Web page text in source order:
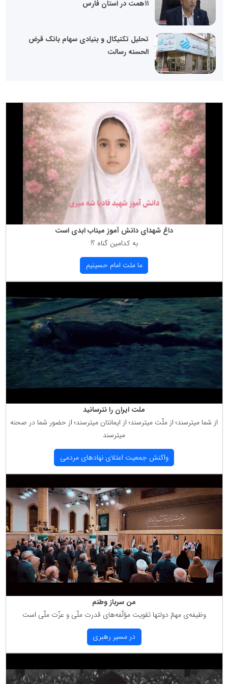
۱۱همت در استان فارس
تحلیل تکنیکال و بنیادی سهام بانک قرض
الحسنه رسالت
داغ شهدای دانش آموز میناب ابدی است
به كدامین گناه ؟!
ما ملت امام حسینیم
ملت ایران را نترسانید
از شما میترسند؛ از ملّت میترسند؛ از ایمانتان میترسند؛ از حضور شما در صحنه
میترسند
واكنش جمعیت اعتلای نهادهای مردمی
من سرباز وطنم
وظیفه‌ی مهمّ دولتها تقویت مؤلّفه‌های قدرت ملّی و عزّت ملّی است
در مسیر رهبری